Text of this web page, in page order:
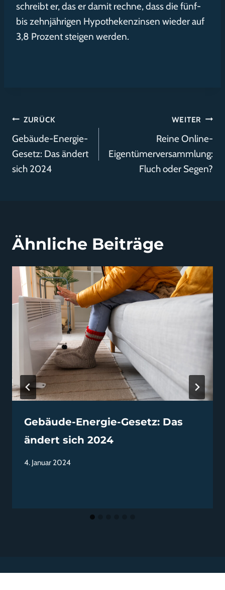
schreibt er, das er damit rechne, dass die fünf-
bis zehnjährigen Hypothekenzinsen wieder auf
3,8 Prozent steigen werden.
Beitragsnavigation
ZURÜCK
Gebäude-Energie-
Gesetz: Das ändert
sich 2024
WEITER
Reine Online-
Eigentümerversammlung:
Fluch oder Segen?
Ähnliche Beiträge
Gebäude-Energie-Gesetz: Das
ändert sich 2024
4. Januar 2024